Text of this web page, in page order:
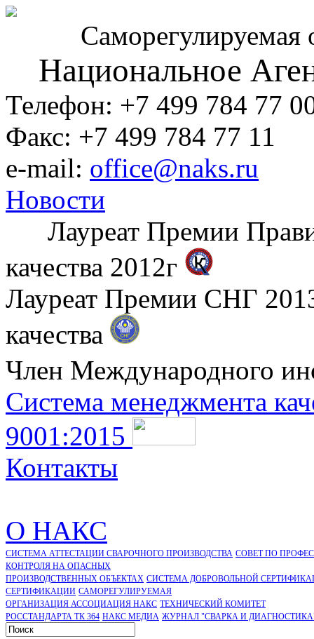
Саморегулируемая
Национальное
Телефон: +7 499 784 77
Факс: +7 499 784 77 11
e-mail: office@naks.ru
Новости
Лауреат Премии
качества 2012г
Лауреат Премии СНГ
качества
Член Международного
Система менеджмента
9001:2015
Контакты
О НАКС
СИСТЕМА АТТЕСТАЦИИ СВАРОЧНОГО ПРОИЗВОДСТВА СОВЕТ ПО
КОНТРОЛЯ НА ОПАСНЫХ
ПРОИЗВОДСТВЕННЫХ ОБЪЕКТАХ СИСТЕМА ДОБРОВОЛЬНОЙ
CЕРТИФИКАЦИИ САМОРЕГУЛИРУЕМАЯ
ОРГАНИЗАЦИЯ АССОЦИАЦИЯ НАКС ТЕХНИЧЕСКИЙ КОМИТЕТ
РОССТАНДАРТА ТК 364 НАКС МЕДИА ЖУРНАЛ "СВАРКА И